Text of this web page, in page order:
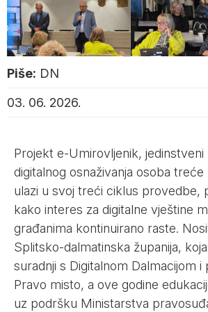
Piše: DN
03. 06. 2026.
Projekt e-Umirovljenik,
digitalnog osnaživanja osoba treće
ulazi u svoj treći ciklus provedbe,
kako interes za digitalne vještine
građanima kontinuirano raste.
Splitsko-dalmatinska županija,
suradnji s Digitalnom Dalmacijom
Pravo misto, a ove godine
uz podršku Ministarstva